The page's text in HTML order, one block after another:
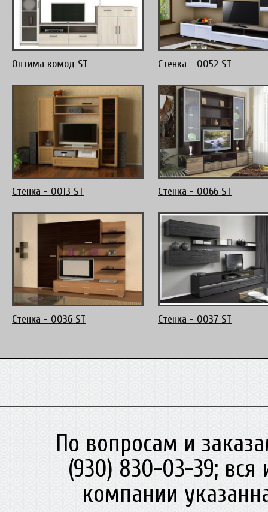
Оптима комод ST Стенка - 0052 ST
Стенка - 0013 ST Стенка - 0066 ST
Стенка - 0036 ST Стенка - 0037 ST
По вопросам и
(930) 830-03-39;
компании